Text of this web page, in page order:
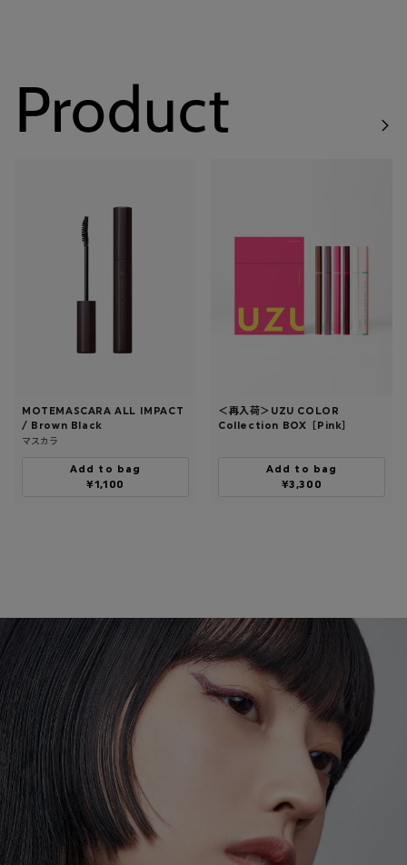
Product
MOTEMASCARA ALL IMPACT
/ Brown Black
マスカラ
Add to bag
¥1,100
＜再入荷＞UZU COLOR
Collection BOX［Pink］
Add to bag
¥3,300